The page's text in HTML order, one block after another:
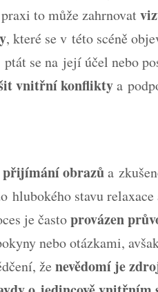
to může zahrnovat
, které se v této scéně
se na její účel nebo
vnitřní konfliktya
obrazůa
hlubokého stavu
je častoprovázen
nebo otázkami,
že nevědomí je